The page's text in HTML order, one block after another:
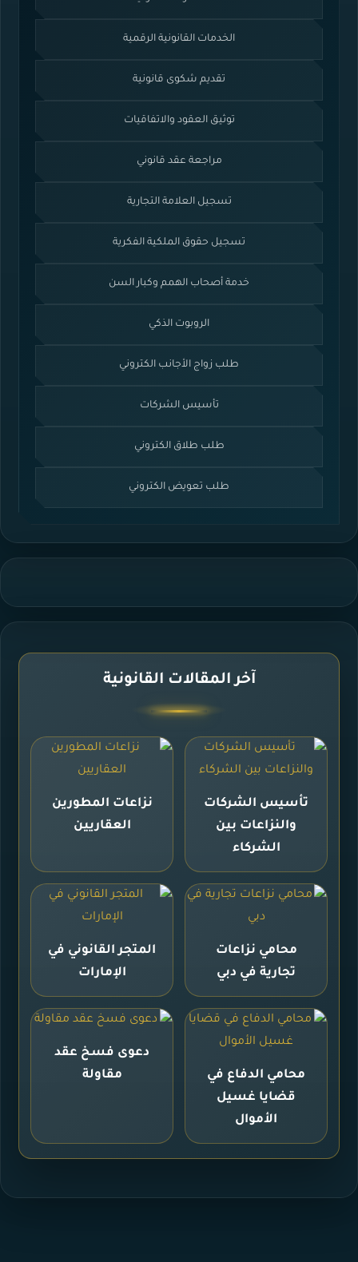
الخدمات القانونية الرقمية
تقديم شكوى قانونية
توثيق العقود والاتفاقيات
مراجعة عقد قانوني
تسجيل العلامة التجارية
تسجيل حقوق الملكية الفكرية
خدمة أصحاب الهمم وكبار السن
الروبوت الذكي
طلب زواج الأجانب الكتروني
تأسيس الشركات
طلب طلاق الكتروني
طلب تعويض الكتروني
آخر المقالات القانونية
تأسيس الشركات
والنزاعات بين
الشركاء
نزاعات المطورين
العقاريين
محامي نزاعات
تجارية في دبي
المتجر القانوني في
الإمارات
محامي الدفاع في
قضايا غسيل
الأموال
دعوى فسخ عقد
مقاولة